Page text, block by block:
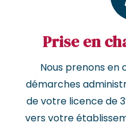
Prise en
Nous prenons en
démarches
de votre licence de 3
vers votre